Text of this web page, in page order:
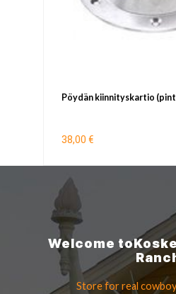
Pöydän kiinnityskartio
38,00 €
Welcome to
Store for real